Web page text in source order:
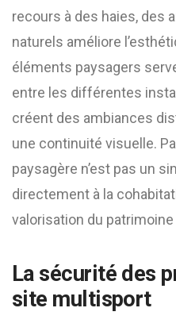
recours à des haies, des
naturels améliore
éléments paysagers
entre les différentes
créent des ambiances
une continuité visuelle.
paysagère n’est pas un
directement à la
valorisation du patrimoine
La sécurité des
site multisport